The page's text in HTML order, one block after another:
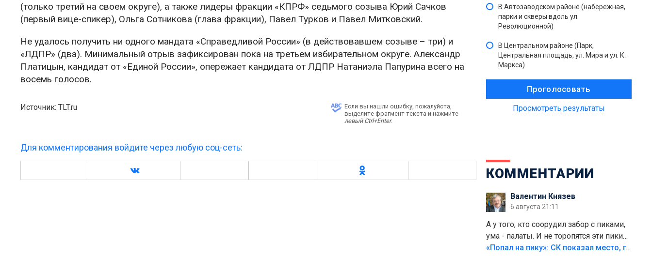
(только третий на своем округе), а также лидеры фракции «КПРФ» седьмого созыва Юрий Сачков
(первый вице-спикер), Ольга Сотникова (глава фракции), Павел Турков и Павел Митковский.
Не удалось получить ни одного мандата «Справедливой России» (в действовавшем созыве – три) и
«ЛДПР» (два). Минимальный отрыв зафиксирован пока на третьем избирательном округе. Александр
Платицын, кандидат от «Единой России», опережает кандидата от ЛДПР Натаниэла Папурина всего на
восемь голосов.
Источник: TLT.ru
Если вы нашли ошибку, пожалуйста,
выделите фрагмент текста и нажмите
левый Ctrl+Enter.
Для комментирования войдите через любую соц-сеть:
В Автозаводском районе (набережная,
парки и скверы вдоль ул.
Революционной)
В Центральном районе (Парк,
Центральная площадь, ул. Мира и ул. К.
Маркса)
Просмотреть результаты
КОММЕНТАРИИ
Валентин Князев
6 августа 21:11
А у того, кто соорудил забор с пиками,
ума - палаты. И не торопятся эти пики
срезать
«Попал на пику»: СК показал место, где был смертельно травмирован ребенок в Тольятти